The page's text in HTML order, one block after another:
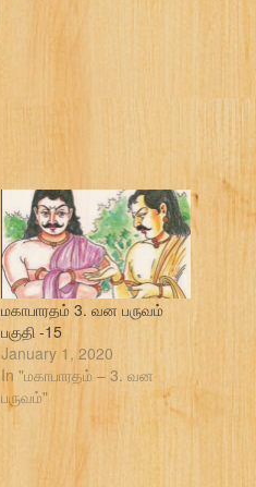
மகாபாரதம் 3. வன பருவம்
பகுதி -15
January 1, 2020
In "மகாபாரதம் – 3. வன
பருவம்"